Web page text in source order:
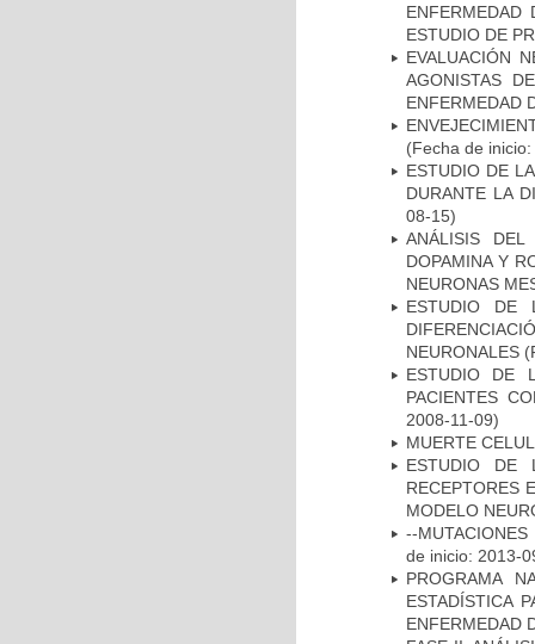
ENFERMEDAD
ESTUDIO DE
EVALUACIÓN
AGONISTAS
ENFERMEDAD
(Fecha de
ESTUDIO DE
DURANTE LA
08-15)
ANÁLISIS
DOPAMINA Y
NEURONAS
ESTUDIO DE
NEURONALES
ESTUDIO DE
PACIENTES
2008-11-09)
MUERTE
ESTUDIO DE
RECEPTORES
MODELO
--
de inicio: 2013-
PROGRAMA
ESTADÍSTICA
ENFERMEDAD